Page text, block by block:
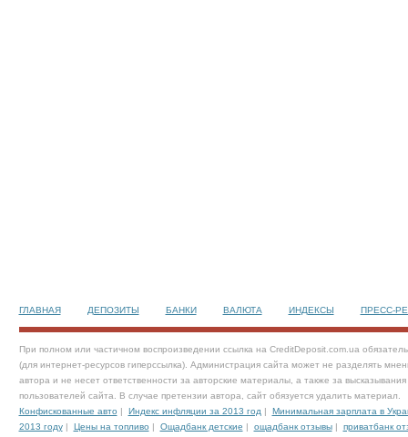
ГЛАВНАЯ ДЕПОЗИТЫ БАНКИ ВАЛЮТА ИНДЕКСЫ ПРЕСС-
При полном или частичном воспроизведении ссылка на CreditDeposit.com.ua
(для интернет-ресурсов гиперссылка). Администрация сайта может не разделять
автора и не несет ответственности за авторские материалы, а также за высказывания
пользователей сайта. В случае претензии автора, сайт обязуется удалить материал.
Конфискованные авто | Индекс инфляции за 2013 год | Минимальная зарплата в
2013 году| Цены на топливо | Ощадбанк детские | ощадбанк отзывы| приватбанк